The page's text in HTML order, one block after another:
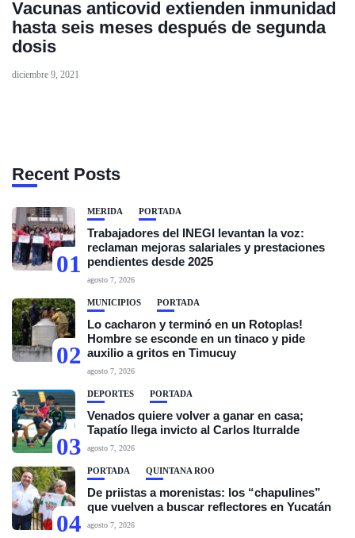
Vacunas anticovid extienden inmunidad
hasta seis meses después de segunda
dosis
diciembre 9, 2021
Recent Posts
01
MÉRIDA PORTADA
Trabajadores del INEGI levantan la voz:
reclaman mejoras salariales y prestaciones
pendientes desde 2025
agosto 7, 2026
02
MUNICIPIOS PORTADA
Lo cacharon y terminó en un Rotoplas!
Hombre se esconde en un tinaco y pide
auxilio a gritos en Timucuy
agosto 7, 2026
03
DEPORTES PORTADA
Venados quiere volver a ganar en casa;
Tapatío llega invicto al Carlos Iturralde
agosto 7, 2026
04
PORTADA QUINTANA ROO
De priistas a morenistas: los “chapulines”
que vuelven a buscar reflectores en Yucatán
agosto 7, 2026